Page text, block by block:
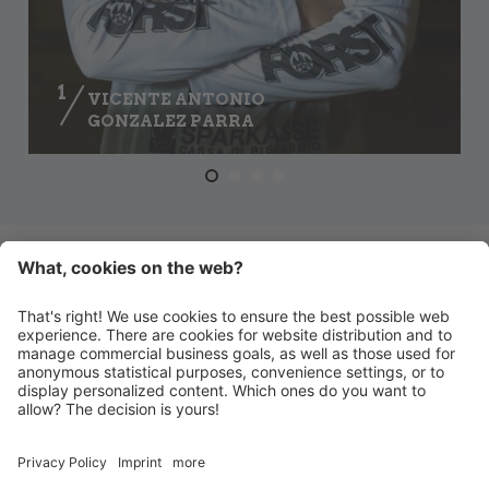
1
VICENTE ANTONIO
GONZALEZ PARRA
ZUR TEAM-ÜBERSICHT
HANDBALL MERAN ALPERIA
Schwimmbadstraße 4
I-39012 Meran
INFO@HANDBALLMERAN.IT